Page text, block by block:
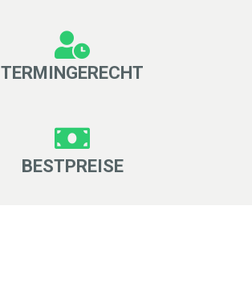
TERMINGERECHT
BESTPREISE